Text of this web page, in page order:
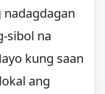
sibol na
kung saan
ang